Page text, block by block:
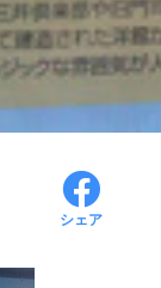
シェア